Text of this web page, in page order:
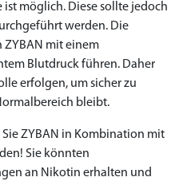
möglich. Diese sollte jedoch
werden. Die
mit einem
Blutdruck führen. Daher
erfolgen, um sicher zu
bleibt.
Sie ZYBAN in Kombination mit
Sie könnten
an Nikotin erhalten und